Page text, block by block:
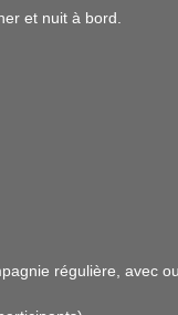
et nuit à bord.
régulière, avec